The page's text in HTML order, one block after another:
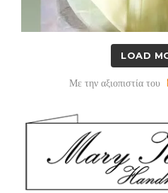
LOAD
Με την αξιοπιστία του